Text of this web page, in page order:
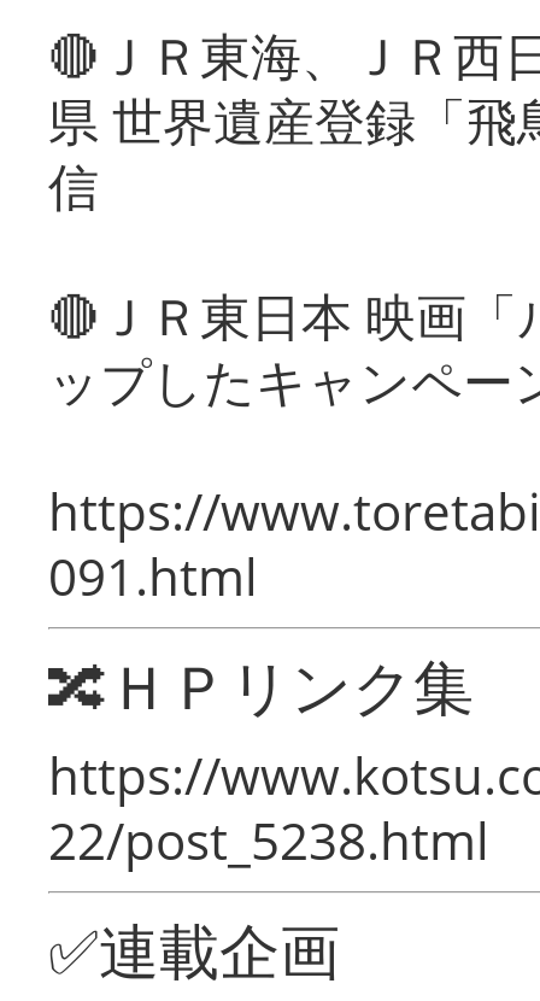
🔴ＪＲ東海、ＪＲ西
県 世界遺産登録「
信
🔴ＪＲ東日本 映画
ップしたキャンペー
https://
091.html
🔀ＨＰリンク集
https://
22/post_5238.html
✅連載企画